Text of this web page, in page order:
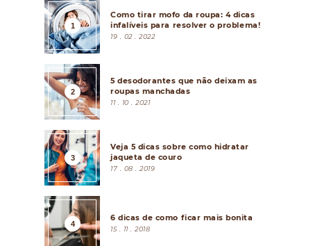
Como tirar mofo da roupa: 4 dicas
infalíveis para resolver o problema!
19 . 02 . 2022
5 desodorantes que não deixam as
roupas manchadas
11 . 10 . 2021
Veja 5 dicas sobre como hidratar
jaqueta de couro
17 . 08 . 2019
6 dicas de como ficar mais bonita
15 . 11 . 2018